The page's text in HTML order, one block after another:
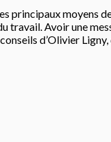
moyens
travail. Avoir une
d’Olivier